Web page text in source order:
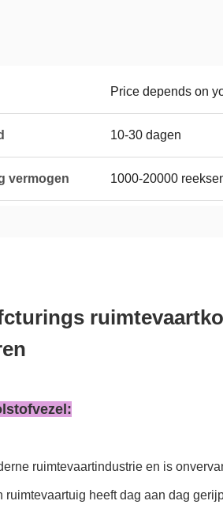
Price depends on
10-30 dagen
vermogen 1000-20000
ruimtevaartindustrie en is
heeft dag aan dag